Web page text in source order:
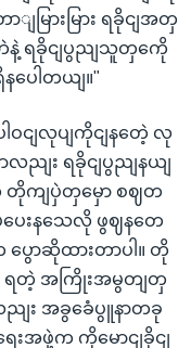
ာျမြားမြား ရခိုငျအတှ
ရခိုငျပွညျသူတှကေို
ပေါတယျ။"
ဝငျလုပျကိုငျနတေဲ့ လု
ညျး ရခိုငျပွညျနယျ
တိုကျပှဲတှမှော စဈတ
ေးနသေလို ဖွဈနတေ
ောဆိုထားတာပါ။ တို
ရတဲ့ အကြိုးအမွတျတှ
ညျး အခွခေံပွူနာတခု
အဖှဲ့က ကိုမောငျခိုငျ